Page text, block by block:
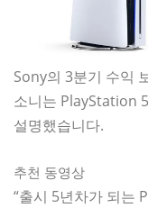
Sony의 3분기 수익
소니는 PlayStation
설명했습니다.
추천 동영상
“출시 5년차가 되는